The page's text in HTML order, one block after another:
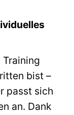
bist –
passt sich
an. Dank